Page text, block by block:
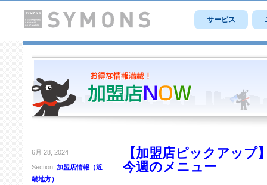
サービス
6月 28, 2024
Section: 加盟店情報（近
畿地方）
【加盟店ピックアップ
今週のメニュー